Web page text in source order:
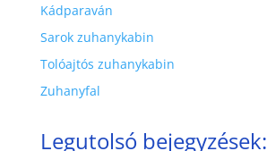
Kádparaván
Sarok zuhanykabin
Tolóajtós zuhanykabin
Zuhanyfal
Legutolsó bejegyzések: